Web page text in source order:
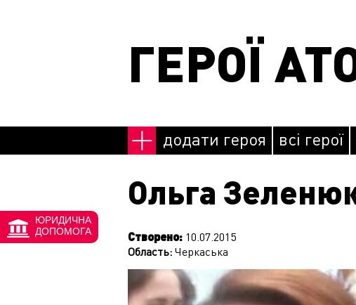
ГЕРОЇ
додати героя всі герої
Ольга
Створено: 10.07.2015
Область:Черкаська
ЮРИДИЧНА
ДОПОМОГА